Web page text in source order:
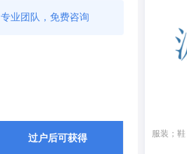
专业团队，免费咨询
过户后可获得